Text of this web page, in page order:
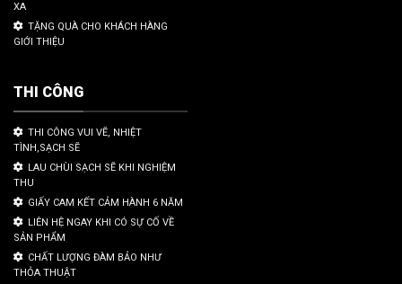
XA
TẶNG QUÀ CHO KHÁCH HÀNG
GIỚI THIỆU
THI CÔNG
THI CÔNG VUI VẼ, NHIỆT
TÌNH,SẠCH SẼ
LAU CHÙI SẠCH SẼ KHI NGHIỆM
THU
GIẤY CAM KẾT CẢM HÀNH 6 NĂM
LIÊN HỆ NGAY KHI CÓ SỰ CỐ VỀ
SẢN PHẨM
CHẤT LƯỢNG ĐÀM BẢO NHƯ
THỎA THUẬT